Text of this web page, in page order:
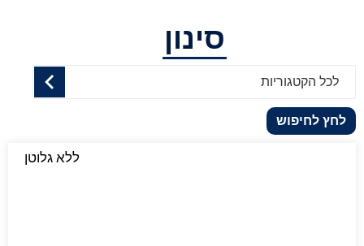
סינון
לכל הקטגוריות
לחץ לחיפוש
ללא גלוטן